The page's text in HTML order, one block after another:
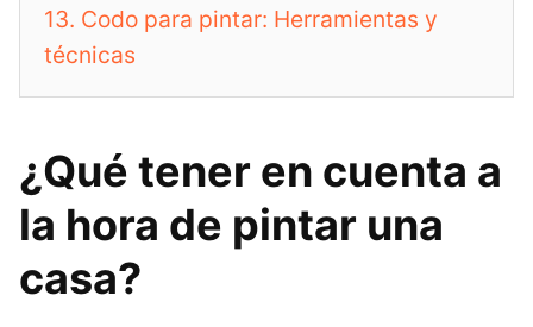
13. Codo para pintar: Herramientas y
técnicas
¿Qué tener en cuenta a
la hora de pintar una
casa?